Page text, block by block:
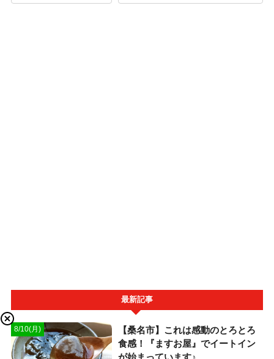
最新記事
8/10(月)
【桑名市】これは感動のとろとろ
食感！『ますお屋』でイートイン
が始まっています♪